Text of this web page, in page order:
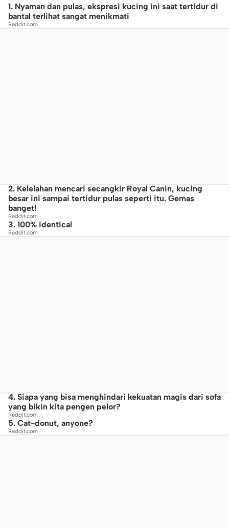
1. Nyaman dan pulas, ekspresi kucing ini saat tertidur di
bantal terlihat sangat menikmati
Reddit.com
2. Kelelahan mencari secangkir Royal Canin, kucing
besar ini sampai tertidur pulas seperti itu. Gemas
banget!
Reddit.com
3. 100% identical
Reddit.com
4. Siapa yang bisa menghindari kekuatan magis dari sofa
yang bikin kita pengen pelor?
Reddit.com
5. Cat-donut, anyone?
Reddit.com